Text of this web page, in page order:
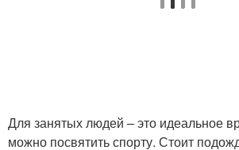
Для занятых людей – это идеальное
можно посвятить спорту. Стоит